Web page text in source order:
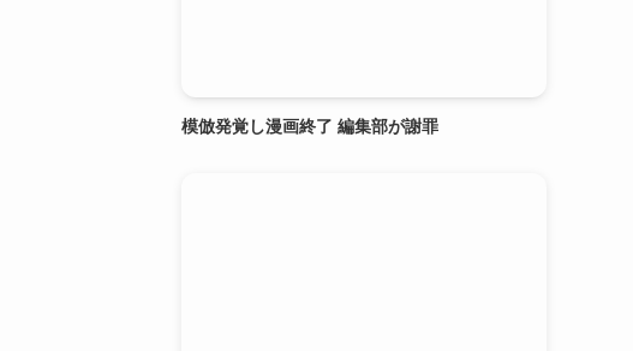
模倣発覚し漫画終了 編集部が謝罪